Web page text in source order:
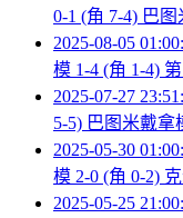
0-1 (角 7-4) 巴
2025-08-05
模 1-4 (角 1-4)
2025-07-27
5-5) 巴图米戴拿
2025-05-30
模 2-0 (角 0-2)
2025-05-25